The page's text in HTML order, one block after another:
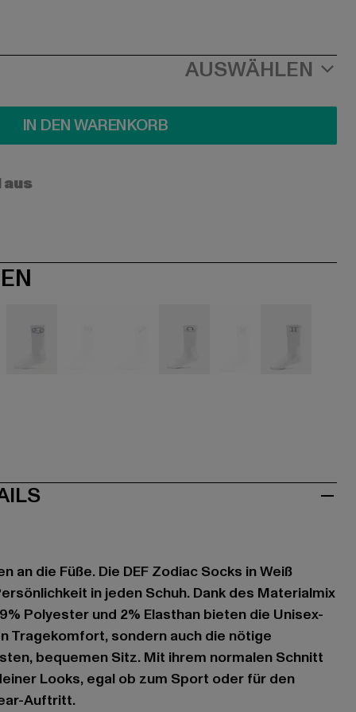
AUSWÄHLEN
IN DEN WARENKORB
an die Füße. Die DEF Zodiac Socks in Weiß
in jeden Schuh. Dank des Materialmix
Polyester und 2% Elasthan bieten die Unisex-
Tragekomfort, sondern auch die nötige
bequemen Sitz. Mit ihrem normalen Schnitt
Looks, egal ob zum Sport oder für den
Auftritt.